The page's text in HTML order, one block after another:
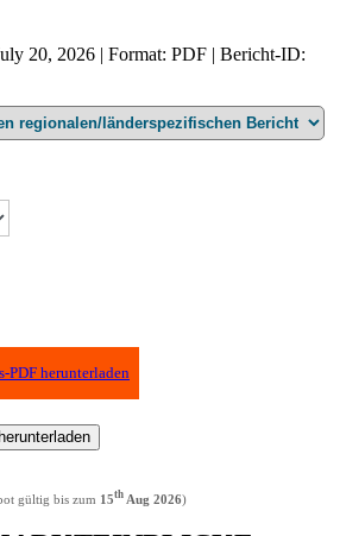
20, 2026 | Format: PDF | Bericht-ID:
PDF herunterladen
gültig bis zum 15thAug 2026)